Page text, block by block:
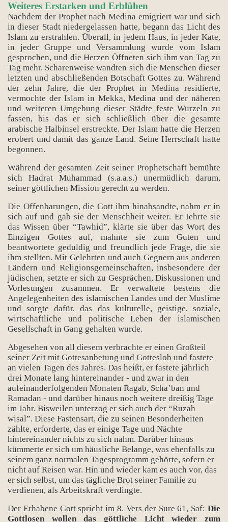
Weiteres Erstarken und Erblühen
Nachdem der Prophet nach Medina emigriert war und sich
in dieser Stadt niedergelassen hatte, begann das Licht des
Islam zu erstrahlen. Überall, in jedem Haus, in jeder Kate,
in jeder Gruppe und Versammlung wurde vom Islam
gesprochen, und die Herzen Öffneten sich ihm von Tag zu
Tag mehr. Scharenweise wandten sich die Menschen dieser
letzten und abschließenden Botschaft Gottes zu. Während
der zehn Jahre, die der Prophet in Medina residierte,
vermochte der Islam in Mekka, Medina und der näheren
und weiteren Umgebung dieser Städte feste Wurzeln zu
fassen, bis das er sich schließlich über die gesamte
arabische Halbinsel erstreckte. Der Islam hatte die Herzen
erobert und damit das ganze Land. Seine Herrschaft hatte
begonnen.
Während der gesamten Zeit seiner Prophetschaft bemühte
sich Hadrat Muhammad (s.a.a.s.) unermüdlich darum,
seiner göttlichen Mission gerecht zu werden.
Die Offenbarungen, die Gott ihm hinabsandte, nahm er in
sich auf und gab sie der Menschheit weiter. Er Iehrte sie
das Wissen über “Tawhid”, klärte sie über das Wort des
Einzigen Gottes auf, mahnte sie zum Guten und
beantwortete geduldig und freundlich jede Frage, die sie
ihm stellten. Mit Gelehrten und auch Gegnern aus anderen
Ländern und Religionsgemeinschaften, insbesondere der
jüdischen, setzte er sich zu Gesprächen, Diskussionen und
Vorlesungen zusammen. Er verwaltete bestens die
Angelegenheiten des islamischen Landes und der Muslime
und sorgte dafür, das das kulturelle, geistige, soziale,
wirtschaftliche und politische Leben der islamischen
Gesellschaft in Gang gehalten wurde.
Abgesehen von all diesem verbrachte er einen Großteil
seiner Zeit mit Gottesanbetung und Gotteslob und fastete
an vielen Tagen des Jahres. Das heißt, er fastete jährlich
drei Monate lang hintereinander - und zwar in den
aufeinanderfolgenden Monaten Ragab, Scha’ban und
Ramadan - und darüber hinaus noch weitere dreißig Tage
im Jahr. Bisweilen unterzog er sich auch der “Ruzah
wisal”. Diese Fastensart, die zu seinen Besonderheiten
zählte, erforderte, das er einige Tage und Nächte
hintereinander nichts zu sich nahm. Darüber hinaus
kümmerte er sich um häusliche Belange, was ebenfalls zu
seinem ganz normalen Tagesprogramm gehörte, sofern er
nicht auf Reisen war. Hin und wieder kam es auch vor, das
er sich selbst, um das tägliche Brot seiner Familie zu
verdienen, als Arbeitskraft verdingte.
Der Erhabene Gott spricht im 8. Vers der Sure 61, Saf: Die
Gottlosen wollen das göttliche Licht wieder zum